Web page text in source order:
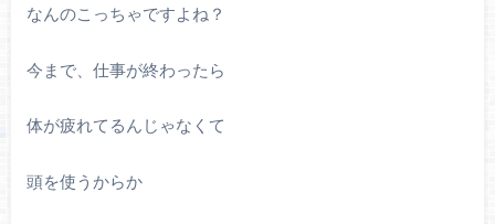
なんのこっちゃですよね？
今まで、仕事が終わったら
体が疲れてるんじゃなくて
頭を使うからか